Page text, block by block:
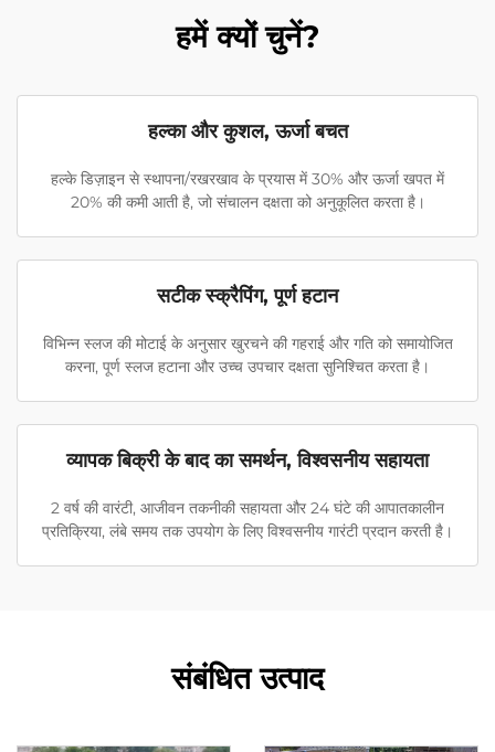
हमें क्यों चुनें?
हल्का और कुशल, ऊर्जा बचत
हल्के डिज़ाइन से स्थापना/रखरखाव के प्रयास में 30% और ऊर्जा खपत में
20% की कमी आती है, जो संचालन दक्षता को अनुकूलित करता है।
सटीक स्क्रैपिंग, पूर्ण हटान
विभिन्न स्लज की मोटाई के अनुसार खुरचने की गहराई और गति को समायोजित
करना, पूर्ण स्लज हटाना और उच्च उपचार दक्षता सुनिश्चित करता है।
व्यापक बिक्री के बाद का समर्थन, विश्वसनीय सहायता
2 वर्ष की वारंटी, आजीवन तकनीकी सहायता और 24 घंटे की आपातकालीन
प्रतिक्रिया, लंबे समय तक उपयोग के लिए विश्वसनीय गारंटी प्रदान करती है।
संबंधित उत्पाद